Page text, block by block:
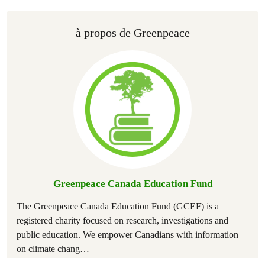
à propos de Greenpeace
Greenpeace Canada Education Fund
The Greenpeace Canada Education Fund (GCEF) is a
registered charity focused on research, investigations and
public education. We empower Canadians with information
on climate chang…